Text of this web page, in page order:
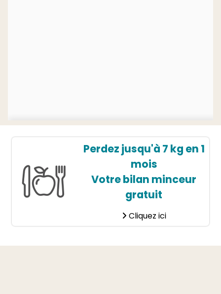
Perdez jusqu'à 7 kg en 1
mois
Votre bilan minceur
gratuit
Cliquez ici